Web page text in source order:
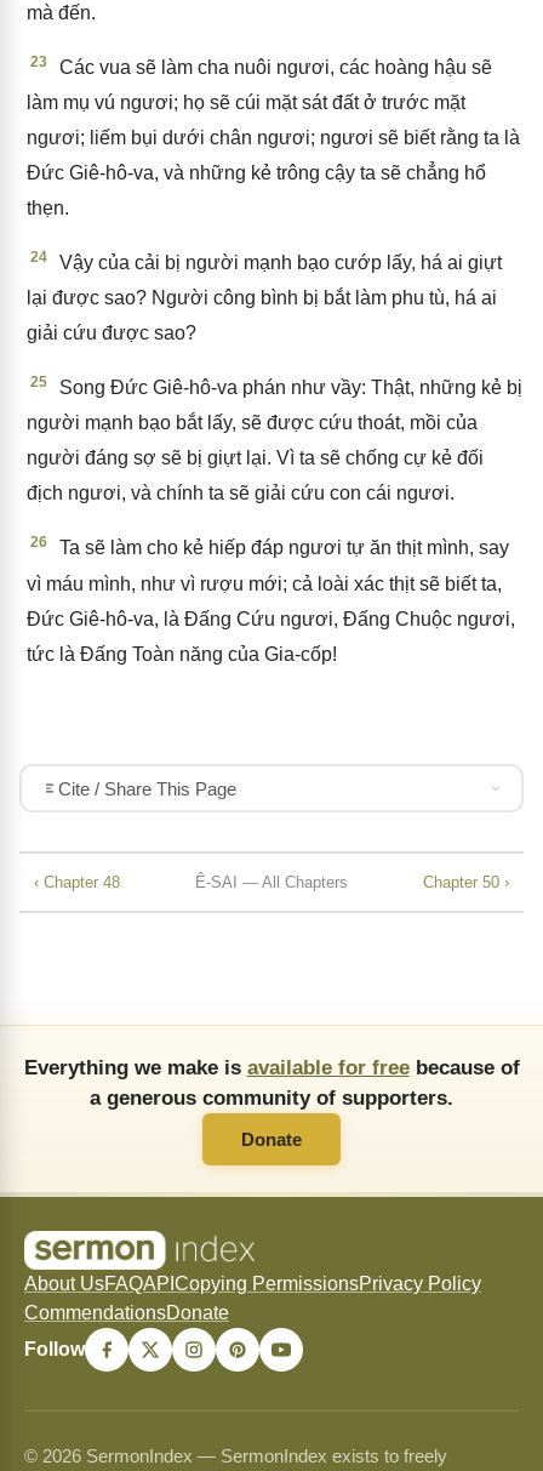
mà đến.
23
Các vua sẽ làm cha nuôi ngươi, các hoàng hậu sẽ
làm mụ vú ngươi; họ sẽ cúi mặt sát đất ở trước mặt
ngươi; liếm bụi dưới chân ngươi; ngươi sẽ biết rằng ta là
Đức Giê-hô-va, và những kẻ trông cậy ta sẽ chẳng hổ
thẹn.
24
Vậy của cải bị người mạnh bạo cướp lấy, há ai giựt
lại được sao? Người công bình bị bắt làm phu tù, há ai
giải cứu được sao?
25
Song Đức Giê-hô-va phán như vầy: Thật, những kẻ bị
người mạnh bạo bắt lấy, sẽ được cứu thoát, mồi của
người đáng sợ sẽ bị giựt lại. Vì ta sẽ chống cự kẻ đối
địch ngươi, và chính ta sẽ giải cứu con cái ngươi.
26
Ta sẽ làm cho kẻ hiếp đáp ngươi tự ăn thịt mình, say
vì máu mình, như vì rượu mới; cả loài xác thịt sẽ biết ta,
Đức Giê-hô-va, là Đấng Cứu ngươi, Đấng Chuộc ngươi,
tức là Đấng Toàn năng của Gia-cốp!
Cite / Share This Page
‹ Chapter 48 Ê-SAI — All Chapters Chapter 50 ›
Everything we make is available for freebecause of
a generous community of supporters.
Donate
About UsFAQAPI Copying PermissionsPrivacy Policy
CommendationsDonate
Follow
© 2026 SermonIndex — SermonIndex exists to freely